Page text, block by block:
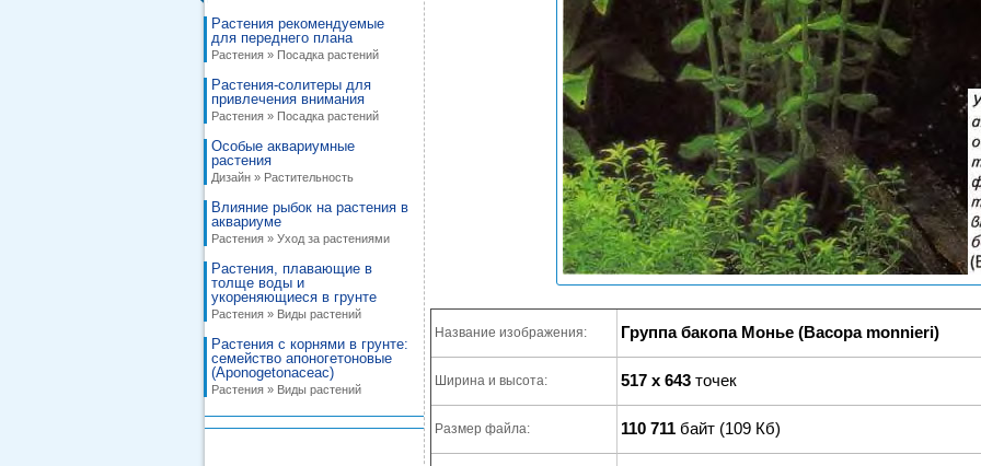
Растения рекомендуемые
для переднего плана
Растения » Посадка растений
Растения-солитеры для
привлечения внимания
Растения » Посадка растений
Особые аквариумные
растения
Дизайн » Растительность
Влияние рыбок на растения в
аквариуме
Растения » Уход за растениями
Растения, плавающие в
толще воды и
укореняющиеся в грунте
Растения » Виды растений
Растения с корнями в грунте:
семейство апоногетоновые
(Aponogetonaceac)
Растения » Виды растений
Название изображения: Группа бакопа Монье (Васора monnieri)
Ширина и высота: 517 x 643 точек
Размер файла: 110 711 байт (109 Кб)